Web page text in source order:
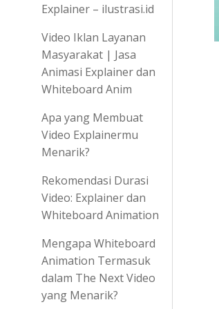
Explainer – ilustrasi.id
Video Iklan Layanan
Masyarakat | Jasa
Animasi Explainer dan
Whiteboard Anim
Apa yang Membuat
Video Explainermu
Menarik?
Rekomendasi Durasi
Video: Explainer dan
Whiteboard Animation
Mengapa Whiteboard
Animation Termasuk
dalam The Next Video
yang Menarik?